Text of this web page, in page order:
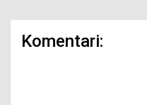
Komentari: